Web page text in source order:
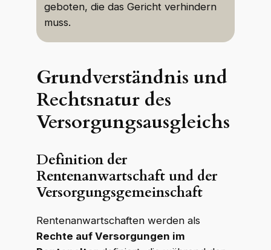
geboten, die das Gericht verhindern
muss.
Grundverständnis und
Rechtsnatur des
Versorgungsausgleichs
Definition der
Rentenanwartschaft und der
Versorgungsgemeinschaft
Rentenanwartschaften werden als
Rechte auf Versorgungen im